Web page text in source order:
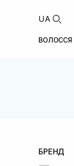
UA
ВОЛОССЯ
БРЕНД